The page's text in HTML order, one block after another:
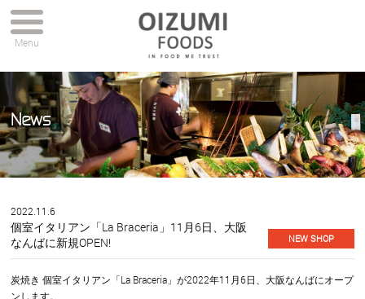
Menu
News
2022.11.6
個室イタリアン「La Braceria」11月6日、大阪
なんばに新規OPEN!
NEW SHOP
炭焼き 個室イタリアン「La Braceria」が2022年11月6日、大阪なんばにオープ
ンします。